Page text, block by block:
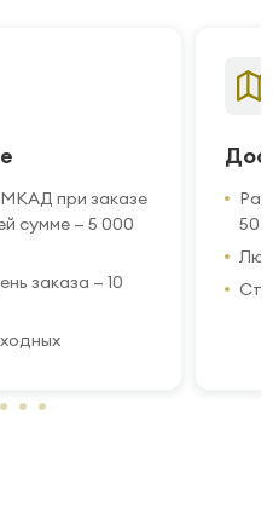
при заказе
сумме — 5 000
заказа — 10
50